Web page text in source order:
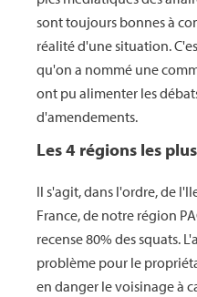
sont toujours bonnes à
réalité d'une situation.
qu'on a nommé une
ont pu alimenter les
d'amendements.
Les 4 régions les
Il s'agit, dans l'ordre, de
France, de notre région
recense 80% des squats.
problème pour le
en danger le voisinage à